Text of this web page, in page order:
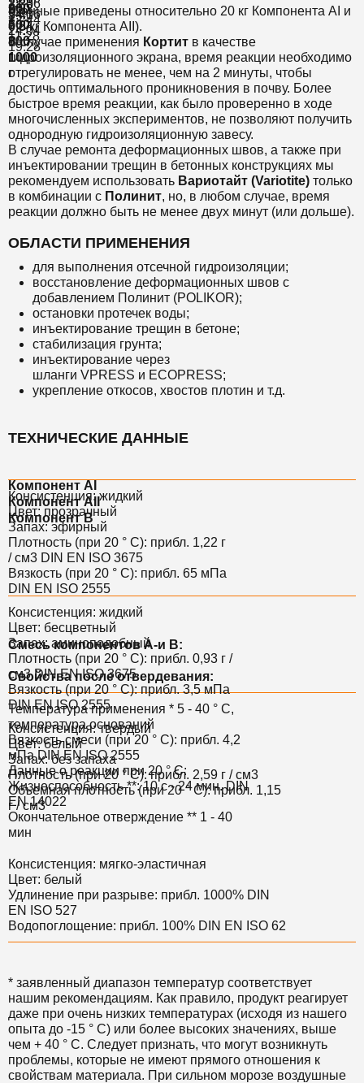
3:30
5:40
9:23
7:24
21:36
12:44
11:28
34:16
24:04
19:28
г
200
г
500
г
800
г
1000
г
(Данные приведены относительно 20 кг Компонента AI и
0,5 кг Компонента AII).
В случае применения Кортит в качестве
гидроизоляционного экрана, время реакции необходимо
отрегулировать не менее, чем на 2 минуты, чтобы
достичь оптимального проникновения в почву. Более
быстрое время реакции, как было проверенно в ходе
многочисленных экспериментов, не позволяют получить
однородную гидроизоляционную завесу.
В случае ремонта деформационных швов, а также при
инъектировании трещин в бетонных конструкциях мы
рекомендуем использовать Вариотайт (Variotite) только
в комбинации с Полинит, но, в любом случае, время
реакции должно быть не менее двух минут (или дольше).
ОБЛАСТИ ПРИМЕНЕНИЯ
для выполнения отсечной гидроизоляции;
восстановление деформационных швов с
добавлением Полинит (POLIKOR);
остановки протечек воды;
инъектирование трещин в бетоне;
стабилизация грунта;
инъектирование через
шланги VPRESS и ECOPRESS;
укрепление откосов, хвостов плотин и т.д.
ТЕХНИЧЕСКИЕ ДАННЫЕ
Компонент AI
Компонент AII
Компонент B
Консистенция: жидкий
Цвет: прозрачный
Запах: эфирный
Плотность (при 20 ° C): прибл. 1,22 г
/ см3 DIN EN ISO 3675
Вязкость (при 20 ° С): прибл. 65 мПа
DIN EN ISO 2555
Консистенция: жидкий
Цвет: бесцветный
Запах: аминоподобный
Плотность (при 20 ° C): прибл. 0,93 г /
см3 DIN EN ISO 3675
Вязкость (при 20 ° С): прибл. 3,5 мПа
DIN EN ISO 2555
Консистенция: твердый
Цвет: белый
Запах: без запаха
Плотность (при 20 ° C): прибл. 2,59 г / см3
Объемная плотность (при 20 ° C): прибл. 1,15
г / см3
Смесь компонентов A-и B:
Свойства после отвердевания:
Температура применения * 5 - 40 ° С,
температура оснований
Вязкость смеси (при 20 ° С): прибл. 4,2
мПа DIN EN ISO 2555
Данные о реакции при 20 ° С:
Жизнеспособность **: 10 с - 24 мин. DIN
EN 14022
Окончательное отверждение ** 1 - 40
мин
Консистенция: мягко-эластичная
Цвет: белый
Удлинение при разрыве: прибл. 1000% DIN
EN ISO 527
Водопоглощение: прибл. 100% DIN EN ISO 62
* заявленный диапазон температур соответствует
нашим рекомендациям. Как правило, продукт реагирует
даже при очень низких температурах (исходя из нашего
опыта до -15 ° C) или более высоких значениях, выше
чем + 40 ° C. Следует признать, что могут возникнуть
проблемы, которые не имеют прямого отношения к
свойствам материала. При сильном морозе воздушные